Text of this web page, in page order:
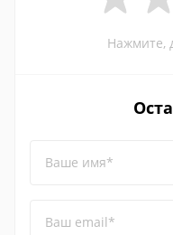
Нажмите,
Ваше имя*
Ваш email*